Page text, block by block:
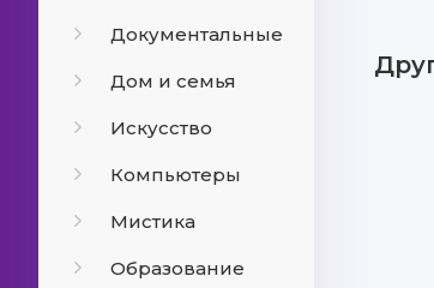
Документальные
Дом и семья
Искусство
Компьютеры
Мистика
Образование